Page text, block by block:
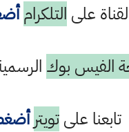
على التلكرام
الفيس بوك
تابعنا علىتويتر